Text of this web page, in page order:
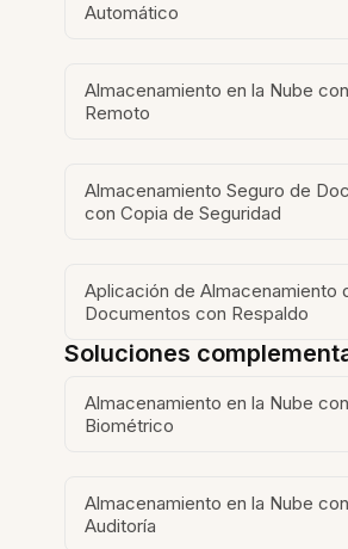
Automático
Almacenamiento en la Nube
Remoto
Almacenamiento Seguro de
con Copia de Seguridad
Aplicación de Almacenamiento
Documentos con Respaldo
Soluciones
Almacenamiento en la Nube
Biométrico
Almacenamiento en la Nube
Auditoría